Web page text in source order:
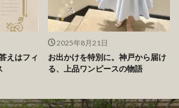
えはフィ
2025年8月21日
お出かけを特別に。神戸から届け
る、上品ワンピースの物語
height="1000" >